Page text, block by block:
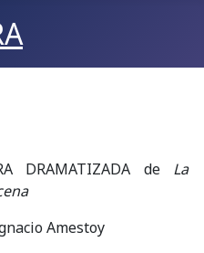
DRAMATIZADA de La
Amestoy